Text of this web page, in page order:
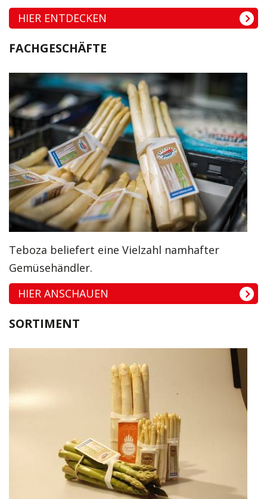
HIER ENTDECKEN
FACHGESCHÄFTE
Teboza beliefert eine Vielzahl namhafter
Gemüsehändler.
HIER ANSCHAUEN
SORTIMENT